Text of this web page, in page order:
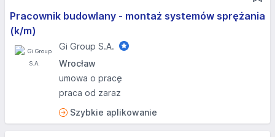
Pracownik budowlany - montaż systemów sprężania
(k/m)
Gi Group S.A.
Wrocław
umowa o pracę
praca od zaraz
Szybkie aplikowanie